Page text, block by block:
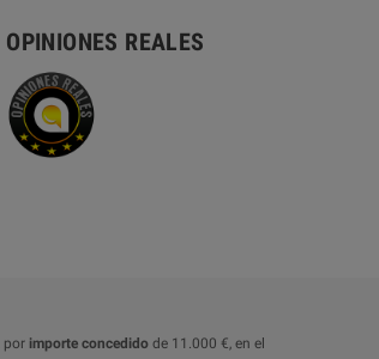
OPINIONES REALES
por importe concedido de 11.000 €, en el